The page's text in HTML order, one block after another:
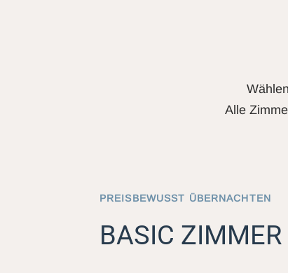
Alle
PREISBEWUSST ÜBERNACHTEN
BASIC ZIMMER